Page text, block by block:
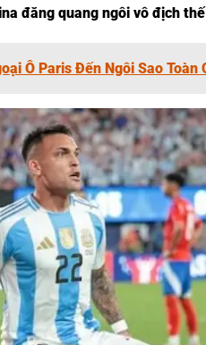
đăng quang ngôi vô địch
Ô Paris Đến Ngôi Sao Toàn